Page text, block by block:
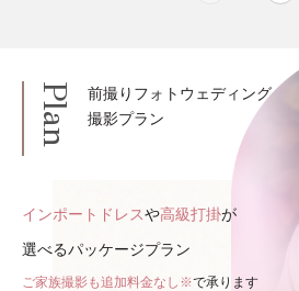
Plan
前撮りフォトウェディング
撮影プラン
インポートドレスや高級打掛が
選べるパッケージプラン
ご家族撮影も追加料金なし※で承ります